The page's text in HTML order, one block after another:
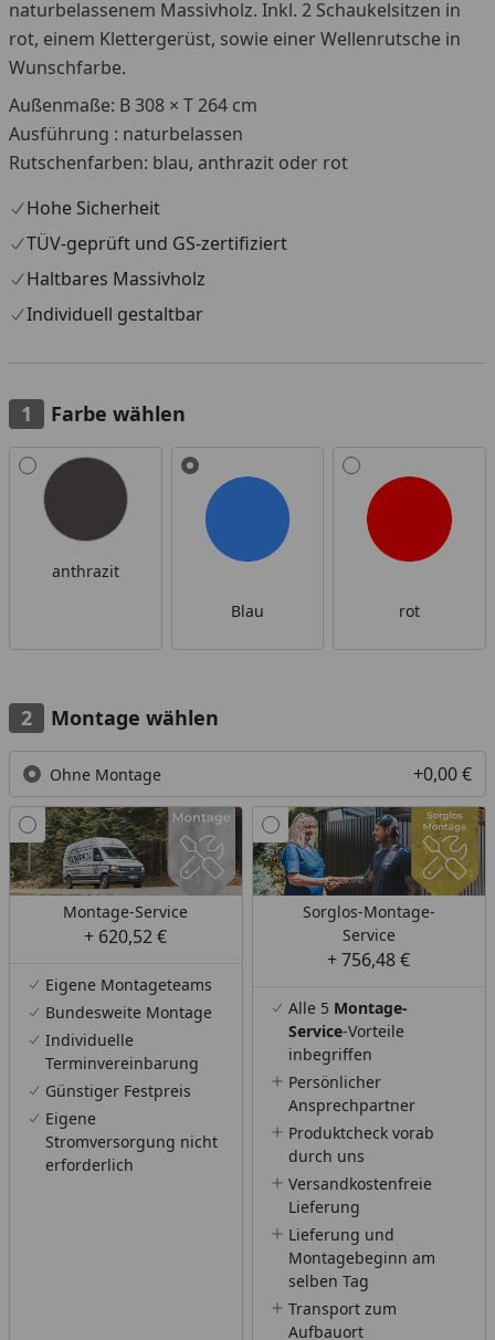
naturbelassenem Massivholz. Inkl. 2 Schaukelsitzen in
rot, einem Klettergerüst, sowie einer Wellenrutsche in
Wunschfarbe.
Außenmaße: B 308 × T 264 cm
Ausführung : naturbelassen
Rutschenfarben: blau, anthrazit oder rot
Hohe Sicherheit
TÜV-geprüft und GS-zertifiziert
Haltbares Massivholz
Individuell gestaltbar
Farbe wählen
Alle anzeigen (3)
anthrazit
Blau
rot
Montage wählen
Ohne Montage +0,00 €
Montage-Service
+ 620,52 €
Eigene Montageteams
Bundesweite Montage
Individuelle
Terminvereinbarung
Günstiger Festpreis
Eigene
Stromversorgung nicht
erforderlich
Sorglos-Montage-
Service
+ 756,48 €
Alle 5 Montage-
Service-Vorteile
inbegriffen
Persönlicher
Ansprechpartner
Produktcheck vorab
durch uns
Versandkostenfreie
Lieferung
Lieferung und
Montagebeginn am
selben Tag
Transport zum
Aufbauort